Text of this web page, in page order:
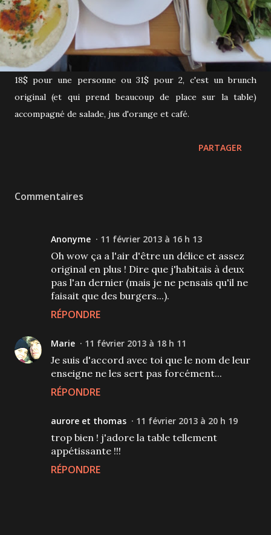
18$ pour une personne ou 31$ pour 2, c'est un brunch
original (et qui prend beaucoup de place sur la table)
accompagné de salade, jus d'orange et café.
PARTAGER
Commentaires
Anonyme 11 février 2013 à 16 h 13
Oh wow ça a l'air d'être un délice et assez
original en plus ! Dire que j'habitais à deux
pas l'an dernier (mais je ne pensais qu'il ne
faisait que des burgers...).
RÉPONDRE
Marie 11 février 2013 à 18 h 11
Je suis d'accord avec toi que le nom de leur
enseigne ne les sert pas forcément...
RÉPONDRE
aurore et thomas 11 février 2013 à 20 h 19
trop bien ! j'adore la table tellement
appétissante !!!
RÉPONDRE